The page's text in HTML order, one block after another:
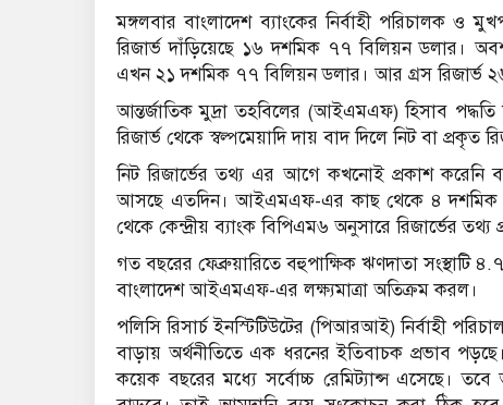
মঙ্গলবার বাংলাদেশ ব্যাংকের নির্বাহী পরিচালক ও
রিজার্ভ দাঁড়িয়েছে ১৬ দশমিক ৭৭ বিলিয়ন ডলার।
এখন ২১ দশমিক ৭৭ বিলিয়ন ডলার। আর গ্রস রিজার্ভ
আন্তর্জাতিক মুদ্রা তহবিলের (আইএমএফ) হিসাব
রিজার্ভ থেকে স্বল্পমেয়াদি দায় বাদ দিলে নিট বা প্রকৃত
নিট রিজার্ভের তথ্য এর আগে কখনোই প্রকাশ করেনি
আসছে এতদিন। আইএমএফ-এর কাছ থেকে ৪ দশমিক
থেকে কেন্দ্রীয় ব্যাংক বিপিএম৬ অনুসারে রিজার্ভের তথ্য
গত বছরের ফেব্রুয়ারিতে বহুপাক্ষিক ঋণদাতা
বাংলাদেশ আইএমএফ-এর লক্ষ্যমাত্রা অতিক্রম করল।
পলিসি রিসার্চ ইনস্টিটিউটের (পিআরআই) নির্বাহী
বাড়ায় অর্থনীতিতে এক ধরনের ইতিবাচক প্রভাব
কয়েক বছরের মধ্যে সর্বোচ্চ রেমিট্যান্স এসেছে।